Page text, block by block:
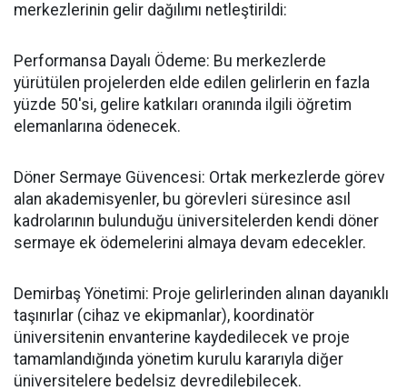
merkezlerinin gelir dağılımı netleştirildi:
​Performansa Dayalı Ödeme: Bu merkezlerde
yürütülen projelerden elde edilen gelirlerin en fazla
yüzde 50'si, gelire katkıları oranında ilgili öğretim
elemanlarına ödenecek.
​Döner Sermaye Güvencesi: Ortak merkezlerde görev
alan akademisyenler, bu görevleri süresince asıl
kadrolarının bulunduğu üniversitelerden kendi döner
sermaye ek ödemelerini almaya devam edecekler.
​Demirbaş Yönetimi: Proje gelirlerinden alınan dayanıklı
taşınırlar (cihaz ve ekipmanlar), koordinatör
üniversitenin envanterine kaydedilecek ve proje
tamamlandığında yönetim kurulu kararıyla diğer
üniversitelere bedelsiz devredilebilecek.